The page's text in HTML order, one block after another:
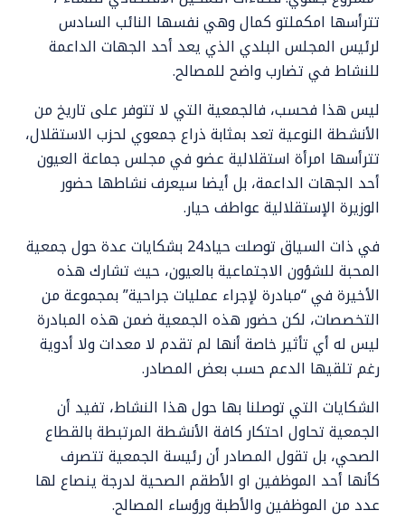
تترأسها امكملتو كمال وهي نفسها النائب السادس
لرئيس المجلس البلدي الذي يعد أحد الجهات الداعمة
للنشاط في تضارب واضح للمصالح.
ليس هذا فحسب، فالجمعية التي لا تتوفر على تاريخ من
الأنشطة النوعية تعد بمثابة ذراع جمعوي لحزب الاستقلال،
تترأسها امرأة استقلالية عضو في مجلس جماعة العيون
أحد الجهات الداعمة، بل أيضا سيعرف نشاطها حضور
الوزيرة الإستقلالية عواطف حيار.
في ذات السياق توصلت حياد24 بشكايات عدة حول جمعية
المحبة للشؤون الاجتماعية بالعيون، حيث تشارك هذه
الأخيرة في “مبادرة لإجراء عمليات جراحية” بمجموعة من
التخصصات، لكن حضور هذه الجمعية ضمن هذه المبادرة
ليس له أي تأثير خاصة أنها لم تقدم لا معدات ولا أدوية
رغم تلقيها الدعم حسب بعض المصادر.
الشكايات التي توصلنا بها حول هذا النشاط، تفيد أن
الجمعية تحاول احتكار كافة الأنشطة المرتبطة بالقطاع
الصحي، بل تقول المصادر أن رئيسة الجمعية تتصرف
كأنها أحد الموظفين او الأطقم الصحية لدرجة ينصاع لها
عدد من الموظفين والأطبة ورؤساء المصالح.